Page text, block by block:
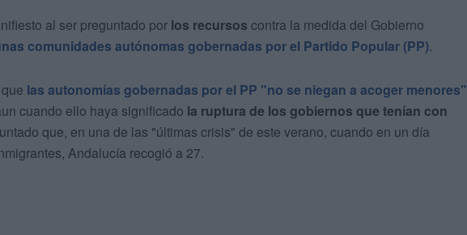
al ser preguntado por los recursos contra la medida del Gobierno
comunidades autónomas gobernadas por el Partido Popular (PP).
las autonomías gobernadas por el PP "no se niegan a acoger menores"
cuando ello haya significado la ruptura de los gobiernos que tenían con
que, en una de las "últimas crisis" de este verano, cuando en un día
Andalucía recogió a 27.